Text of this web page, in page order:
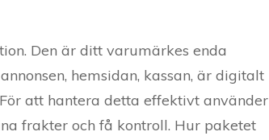
Den är ditt varumärkes enda
hemsidan, kassan, är digitalt
att hantera detta effektivt använder
frakter och få kontroll. Hur paketet